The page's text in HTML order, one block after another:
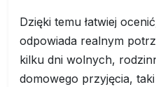
Dzięki temu łatwiej
odpowiada realnym
kilku dni wolnych,
domowego przyjęcia,